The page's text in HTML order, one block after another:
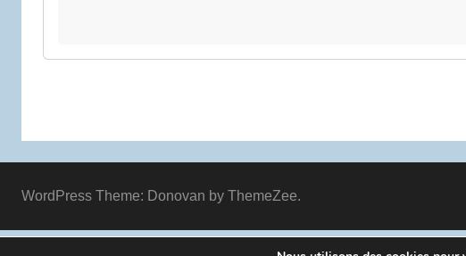
WordPress Theme: Donovan by ThemeZee.